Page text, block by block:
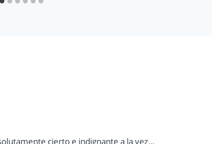
cierto e indignante a la vez…